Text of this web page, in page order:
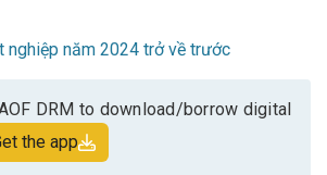
nghiệp năm 2024 trở về trước
DRM to download/borrow digital
the app